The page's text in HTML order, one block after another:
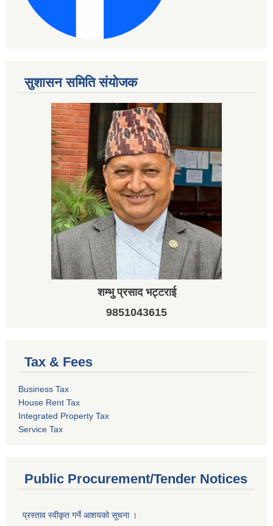
सुशासन समिति संयोजक
शम्भु प्रसाद भट्टराई
9851043615
Tax & Fees
Business Tax
House Rent Tax
Integrated Property Tax
Service Tax
Public Procurement/Tender Notices
प्रस्ताव स्वीकृत गर्ने आशयको सूचना ।